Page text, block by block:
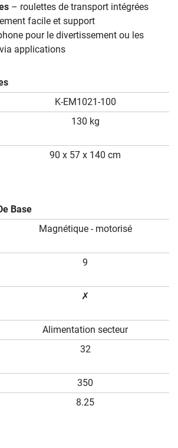
– roulettes de transport intégrées
facile et support
pour le divertissement ou les
applications
K-EM1021-100
130 kg
90 x 57 x 140 cm
Base
Magnétique - motorisé
9
✗
Alimentation secteur
32
350
8.25